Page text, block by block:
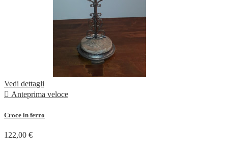
Vedi dettagli
 Anteprima veloce
Croce in ferro
122,00 €